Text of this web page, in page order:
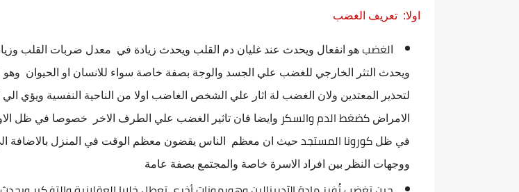
اولا: تعريف الغضب
لغضب هو انفعال ويحدث عند غليان دم القلب ويحدث زيادة في معدل ضربات القلب
ويحدث التثر الخارجي للغضب علي الجسد والوجة بصفة خاصة سواء للانسان او الحيوان وهو
لتحذير المعتدين ولان الغضب لة اثار علي الشخص الغاضب اولا من الناحية النفسية ويؤي الي
الامراض كضغط الدم والسكر وايضا فان تاثير الغضب علي الطرف الاخر خصوصا في ظل
في ظل كورونا المستجد حيث ان معظم الناس يقضون معظم الوقت في المنزل بالاضافة الي
ووجهات النظر بين افراد الاسرة خاصة والمجتمع بصفة عامة